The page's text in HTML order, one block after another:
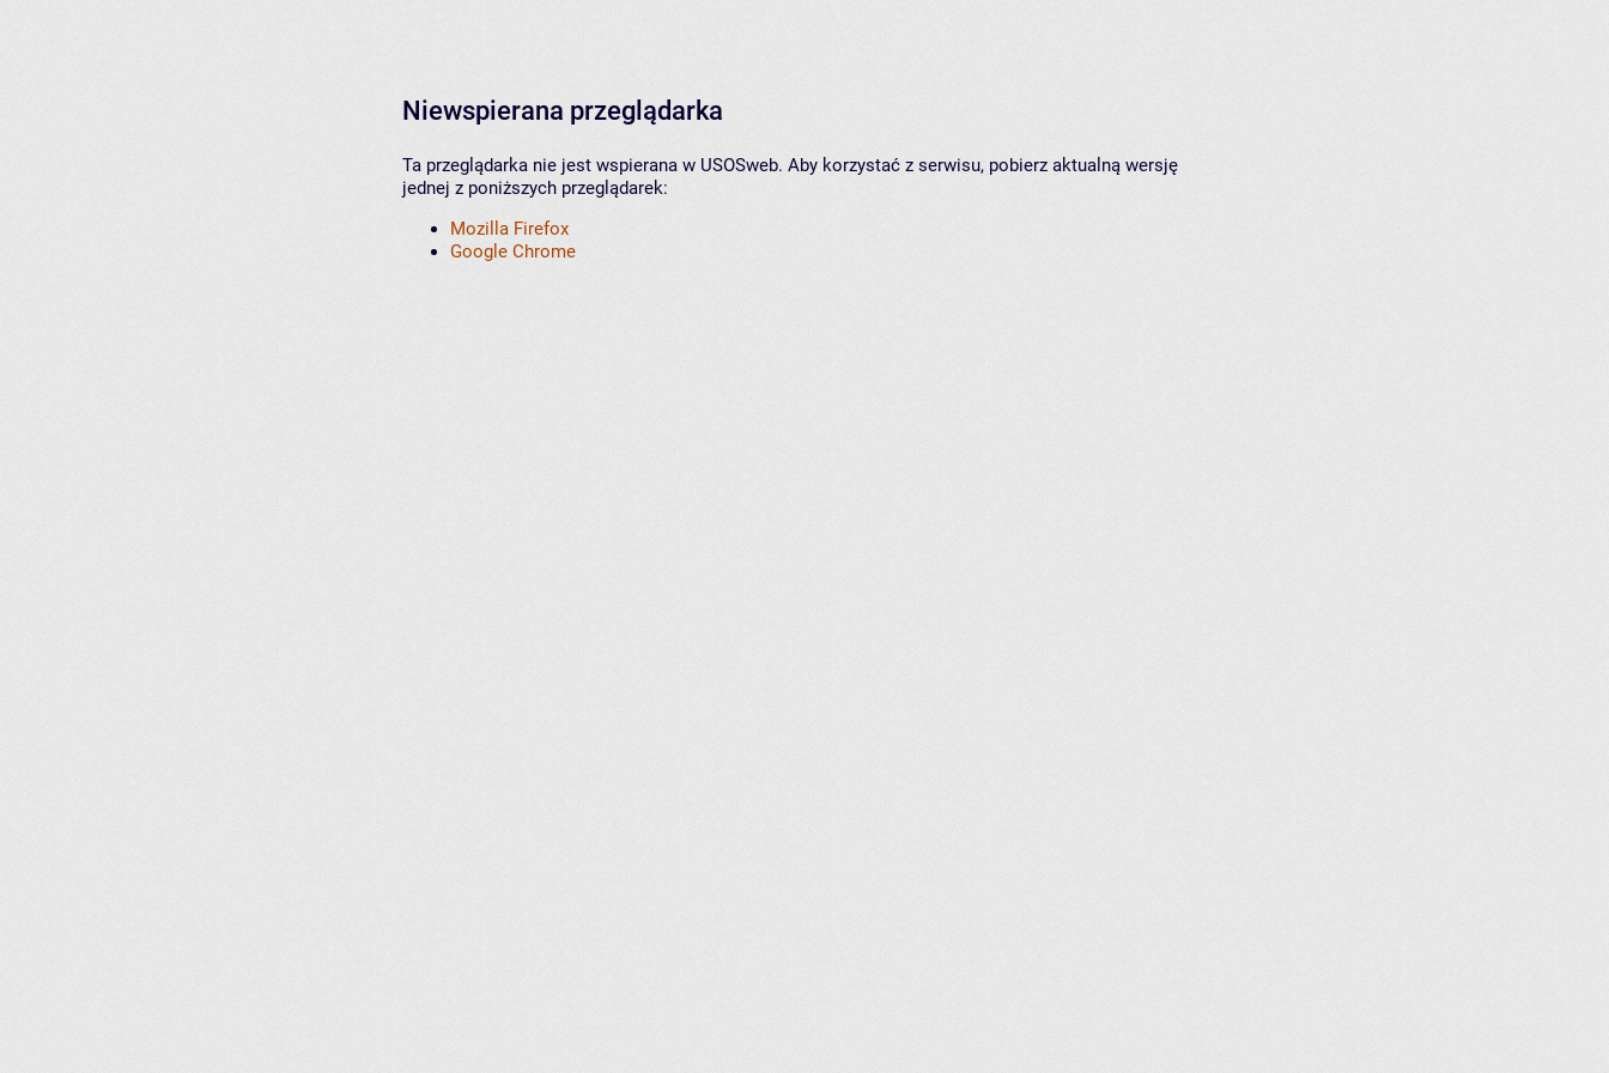
Niewspierana przeglądarka
Ta przeglądarka nie jest wspierana w USOSweb. Aby korzystać z serwisu, pobierz aktualną wersję
jednej z poniższych przeglądarek:
Mozilla Firefox
Google Chrome